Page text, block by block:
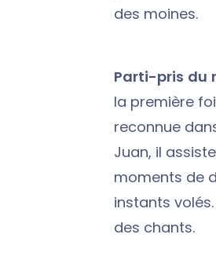
des moines.
Parti-pris du
la première
reconnue
Juan, il
moments de
instants
des chants.